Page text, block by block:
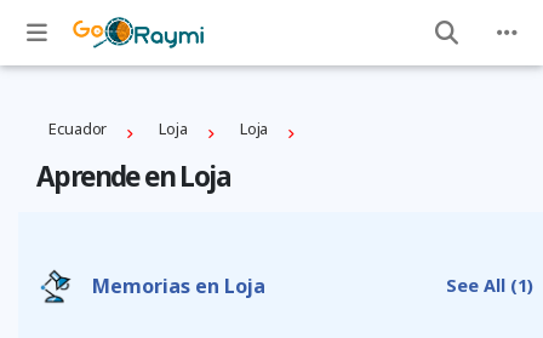
Ecuador Loja Loja
Aprende en Loja
Memorias en Loja See All (1)